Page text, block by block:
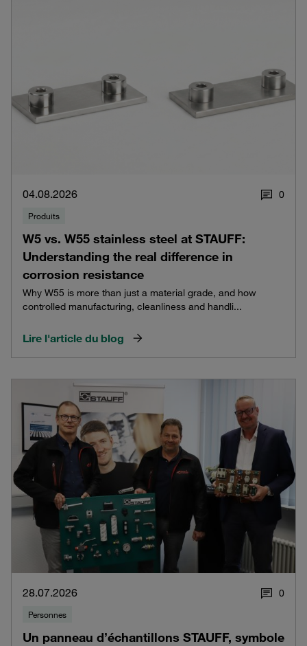
04.08.2026 0
Produits
W5 vs. W55 stainless steel at STAUFF:
Understanding the real difference in
corrosion resistance
Why W55 is more than just a material grade, and how
controlled manufacturing, cleanliness and handli...
Lire l'article du blog
28.07.2026 0
Personnes
Un panneau d’échantillons STAUFF, symbole